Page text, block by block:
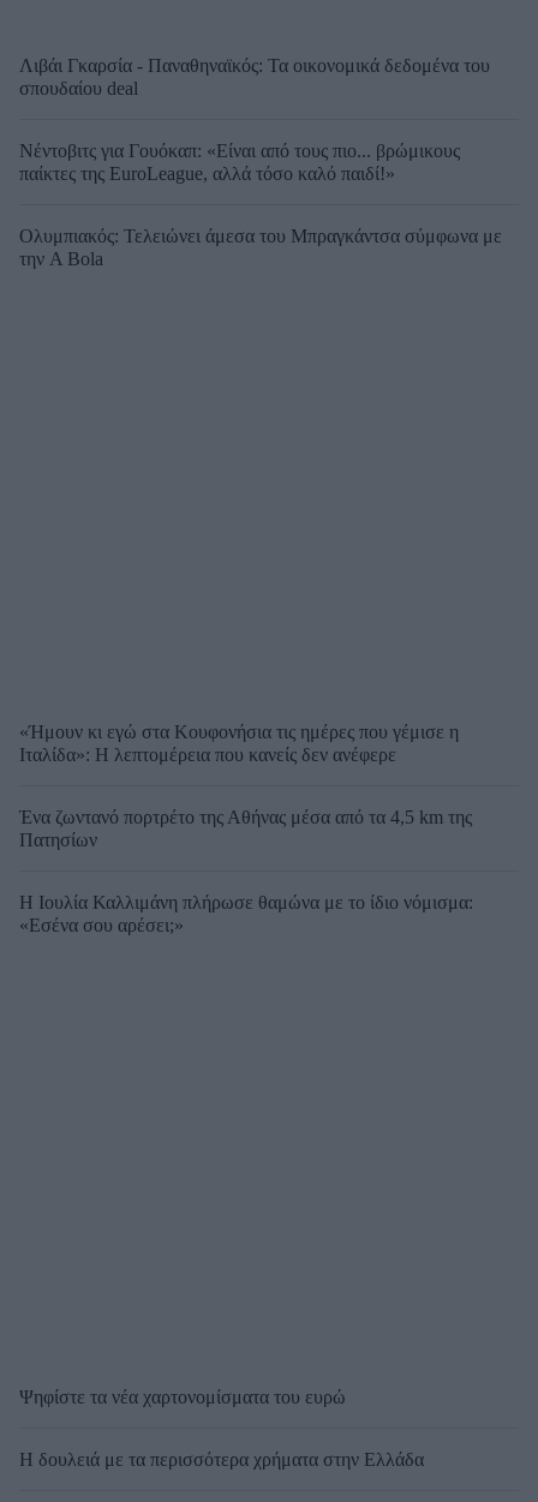
Λιβάι Γκαρσία - Παναθηναϊκός: Τα οικονομικά δεδομένα του
σπουδαίου deal
Νέντοβιτς για Γουόκαπ: «Είναι από τους πιο... βρώμικους
παίκτες της EuroLeague, αλλά τόσο καλό παιδί!»
Ολυμπιακός: Τελειώνει άμεσα του Μπραγκάντσα σύμφωνα με
την A Bola
«Ήμουν κι εγώ στα Κουφονήσια τις ημέρες που γέμισε η
Ιταλίδα»: Η λεπτομέρεια που κανείς δεν ανέφερε
Ένα ζωντανό πορτρέτο της Αθήνας μέσα από τα 4,5 km της
Πατησίων
Η Ιουλία Καλλιμάνη πλήρωσε θαμώνα με το ίδιο νόμισμα:
«Εσένα σου αρέσει;»
Ψηφίστε τα νέα χαρτονομίσματα του ευρώ
Η δουλειά με τα περισσότερα χρήματα στην Ελλάδα